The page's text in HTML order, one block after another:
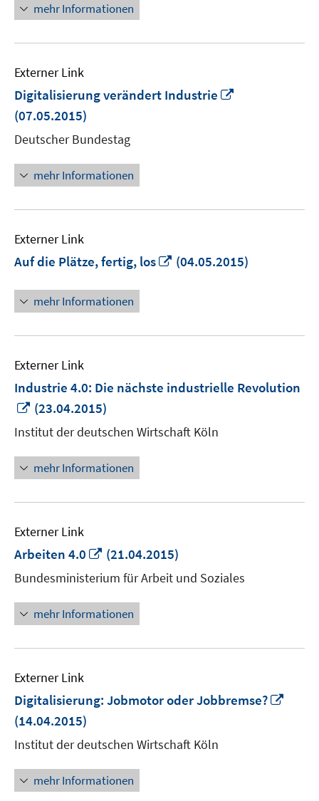
mehr Informationen
Externer Link
Digitalisierung verändert Industrie
(07.05.2015)
Deutscher Bundestag
mehr Informationen
Externer Link
Auf die Plätze, fertig, los
In
(04.05.2015)
mehr Informationen
Externer Link
Industrie 4.0: Die nächste industrielle Revolution
In
neuem
Fenster
öffnen
(23.04.2015)
Institut der deutschen Wirtschaft Köln
mehr Informationen
Externer Link
Arbeiten 4.0
In
neuem
Fenster
öffnen
(21.04.2015)
Bundesministerium für Arbeit und Soziales
mehr Informationen
Externer Link
Digitalisierung: Jobmotor oder Jobbremse?
(14.04.2015)
Institut der deutschen Wirtschaft Köln
mehr Informationen